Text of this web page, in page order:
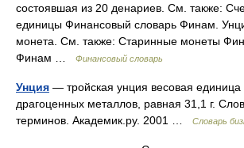
состоявшая из 20 денариев. См. также:
единицы Финансовый словарь Финам.
монета. См. также: Старинные монеты
Финам …
Финансовый словарь
Унция — тройская унция весовая единица
драгоценных металлов, равная 31,1 г.
терминов. Академик.ру. 2001 …
Словарь